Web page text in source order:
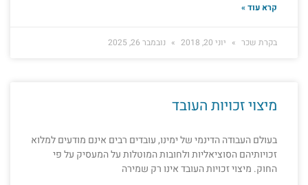
קרא עוד »
בקרת שכר יוני 20, 2018 נובמבר 26, 2025
מיצוי זכויות העובד
בעולם העבודה הדינמי של ימינו, עובדים רבים אינם מודעים למלוא
זכויותיהם הסוציאליות ולחובות המוטלות על המעסיק על פי
החוק. מיצוי זכויות העובד אינו רק שמירה